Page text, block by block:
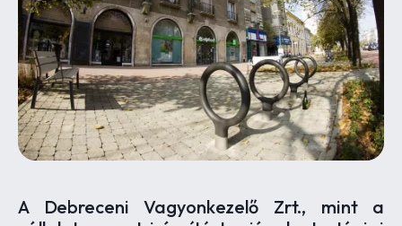
A Debreceni Vagyonkezelő Zrt., mint a